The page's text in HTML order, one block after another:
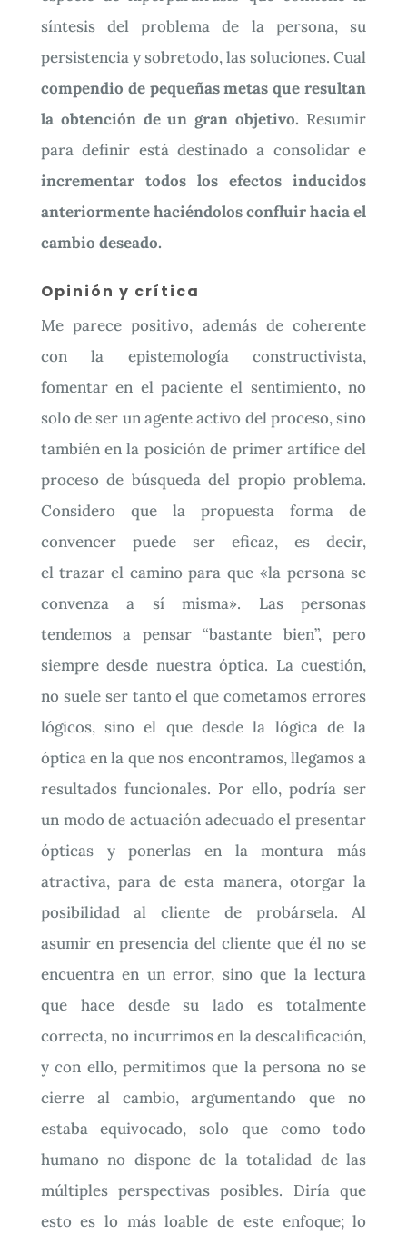
síntesis del problema de la persona, su
persistencia y sobretodo, las soluciones. Cual
compendio de pequeñas metas que resultan
la obtención de un gran objetivo. Resumir
para definir está destinado a consolidar e
incrementar todos los efectos inducidos
anteriormente haciéndolos confluir hacia el
cambio deseado.
Opinión y crítica
Me parece positivo, además de coherente
con la epistemología constructivista,
fomentar en el paciente el sentimiento, no
solo de ser un agente activo del proceso, sino
también en la posición de primer artífice del
proceso de búsqueda del propio problema.
Considero que la propuesta forma de
convencer puede ser eficaz, es decir,
el trazar el camino para que «la persona se
convenza a sí misma». Las personas
tendemos a pensar “bastante bien”, pero
siempre desde nuestra óptica. La cuestión,
no suele ser tanto el que cometamos errores
lógicos, sino el que desde la lógica de la
óptica en la que nos encontramos, llegamos a
resultados funcionales. Por ello, podría ser
un modo de actuación adecuado el presentar
ópticas y ponerlas en la montura más
atractiva, para de esta manera, otorgar la
posibilidad al cliente de probársela. Al
asumir en presencia del cliente que él no se
encuentra en un error, sino que la lectura
que hace desde su lado es totalmente
correcta, no incurrimos en la descalificación,
y con ello, permitimos que la persona no se
cierre al cambio, argumentando que no
estaba equivocado, solo que como todo
humano no dispone de la totalidad de las
múltiples perspectivas posibles. Diría que
esto es lo más loable de este enfoque; lo